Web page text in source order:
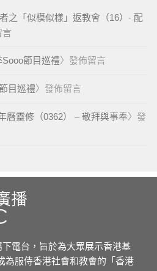
之「似模似樣」返教會（16）- 配
言
Sooo節目巡禮〉發佈留言
目巡禮〉發佈留言
曆靈修（0362） – 敬拜與事奉〉發
電台，旨於為大眾展示香港基
為服侍香港社會和教會的「香港